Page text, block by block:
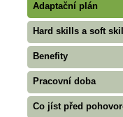
Adaptační plán
Hard skills a soft
Benefity
Pracovní doba
Co jíst před